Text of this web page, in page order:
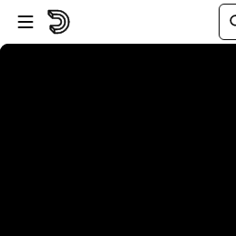
プレイヤーにスキップ
メインコンテンツにスキップ